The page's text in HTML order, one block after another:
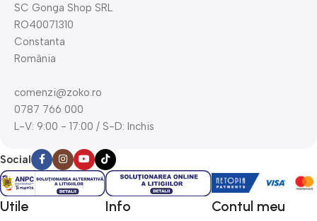
SC Gonga Shop SRL
RO40071310
Constanta
România
comenzi@zoko.ro
0787 766 000
L-V: 9:00 - 17:00 / S-D: Inchis
Social
Utile Info Contul meu